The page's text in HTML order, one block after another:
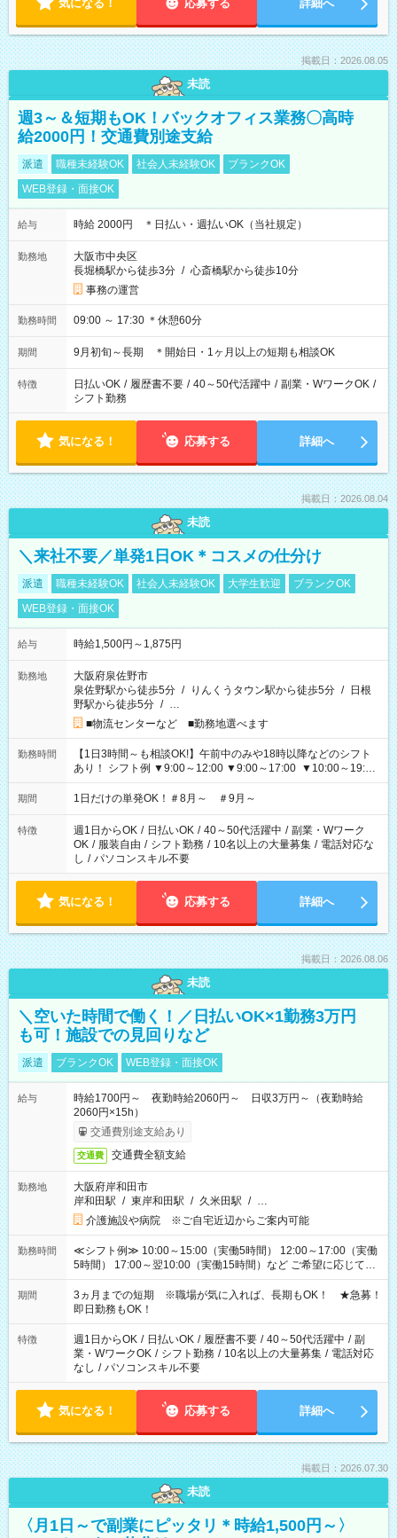
気になる！ 応募する 詳細へ
掲載日：2026.08.05
未読
週3～＆短期もOK！バックオフィス業務〇高時
給2000円！交通費別途支給
派遣 職種未経験OK 社会人未経験OK
ブランクOK
WEB登録・面接OK
給与 時給 2000円 ＊日払い・週払いOK（当社規定）
勤務地
大阪市中央区
長堀橋駅から徒歩3分 / 心斎橋駅から徒歩10分
事務の運営
勤務時間 09:00 ～ 17:30 ＊休憩60分
期間 9月初旬～長期 ＊開始日・1ヶ月以上の短期も相談OK
特徴 日払いOK / 履歴書不要 / 40～50代活躍中 / 副業・WワークOK /
シフト勤務
気になる！ 応募する 詳細へ
掲載日：2026.08.04
未読
＼来社不要／単発1日OK＊コスメの仕分け
派遣 職種未経験OK 社会人未経験OK 大学生歓迎
ブランクOK
WEB登録・面接OK
給与 時給1,500円～1,875円
勤務地
大阪府泉佐野市
泉佐野駅から徒歩5分 / りんくうタウン駅から徒歩5分 / 日根
野駅から徒歩5分 / …
■物流センターなど ■勤務地選べます
勤務時間
【1日3時間～も相談OK!】午前中のみや18時以降などのシフト
あり！ シフト例 ▼9:00～12:00 ▼9:00～17:00 ▼10:00～19:00
▼18:00～21:00
期間 1日だけの単発OK！＃8月～ ＃9月～
特徴 週1日からOK / 日払いOK / 40～50代活躍中 / 副業・Wワーク
OK / 服装自由 / シフト勤務 / 10名以上の大量募集 / 電話対応な
し / パソコンスキル不要
気になる！ 応募する 詳細へ
掲載日：2026.08.06
未読
＼空いた時間で働く！／日払いOK×1勤務3万円
も可！施設での見回りなど
派遣 ブランクOK WEB登録・面接OK
給与
時給1700円～ 夜勤時給2060円～ 日収3万円～（夜勤時給
2060円×15h）
交通費別途支給あり
交通費 交通費全額支給
勤務地
大阪府岸和田市
岸和田駅 / 東岸和田駅 / 久米田駅 / …
介護施設や病院 ※ご自宅近辺からご案内可能
勤務時間
≪シフト例≫ 10:00～15:00（実働5時間） 12:00～17:00（実働
5時間） 17:00～翌10:00（実働15時間）など ご希望に応じて、
働く時間は調整できます！ お気軽に担当へ相談ください！
期間
3ヵ月までの短期 ※職場が気に入れば、長期もOK！ ★急募！
即日勤務もOK！
特徴 週1日からOK / 日払いOK / 履歴書不要 / 40～50代活躍中 / 副
業・WワークOK / シフト勤務 / 10名以上の大量募集 / 電話対応
なし / パソコンスキル不要
気になる！ 応募する 詳細へ
掲載日：2026.07.30
未読
〈月1日～で副業にピッタリ＊時給1,500円～〉